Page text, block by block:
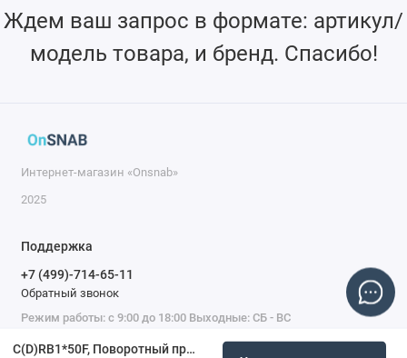
C(D)RB1*50F, Поворотный привод, лопастной
Ждем ваш запрос в формате: артикул/
модель товара, и бренд. Спасибо!
Интернет-магазин «Onsnab»
2025
Поддержка
+7 (499)-714-65-11
Обратный звонок
Режим работы: с 9:00 до 18:00 Выходные: СБ - ВС